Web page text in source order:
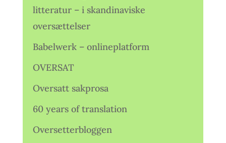
litteratur – i skandinaviske
oversættelser
Babelwerk – onlineplatform
OVERSAT
Oversatt sakprosa
60 years of translation
Oversetterbloggen